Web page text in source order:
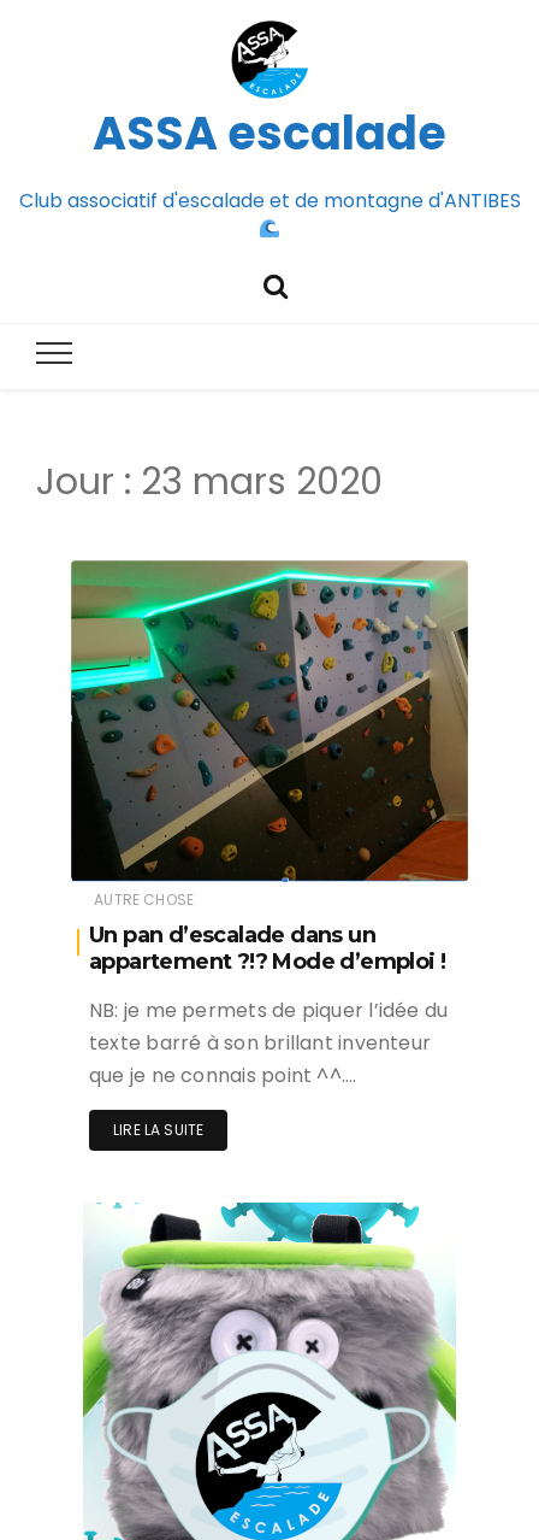
ASSA escalade
Club associatif d'escalade et de montagne d'ANTIBES
Jour : 23 mars 2020
AUTRE CHOSE
Un pan d’escalade dans un
appartement ?!? Mode d’emploi !
NB: je me permets de piquer l’idée du
texte barré à son brillant inventeur
que je ne connais point ^^….
LIRE LA SUITE